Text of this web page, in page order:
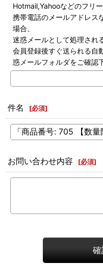
Hotmail,Yahooなどのフリ
携帯電話のメールアドレス
場合、
迷惑メールとして処理され
会員登録後すぐ送られる自
惑メールフォルダをご確認
件名 [必須]
お問い合わせ内容 [必須]